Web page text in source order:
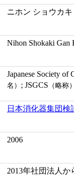
ニホン ショウカ
Nihon Shokaki Gan
Japanese Society of
名） ; JSGCS （略称
日本消化器集団検
2006
2013年社団法人